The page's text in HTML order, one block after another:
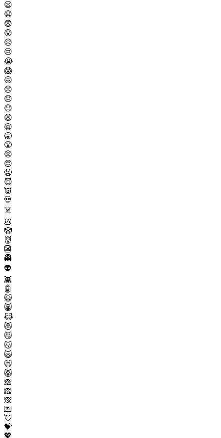
😦
😧
😨
😰
😥
😢
😭
😱
😖
😣
😞
😓
😩
😫
🥱
😤
😡
😠
🤬
😈
👿
💀
☠️
💩
🤡
👹
👺
👻
👽
👾
🤖
😺
😸
😹
😻
😼
😽
🙀
😿
😾
🙈
🙉
🙊
💌
💘
💝
💖